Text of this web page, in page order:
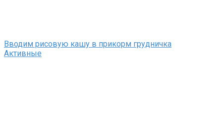
Вводим рисовую кашу в прикорм грудничка
Активные